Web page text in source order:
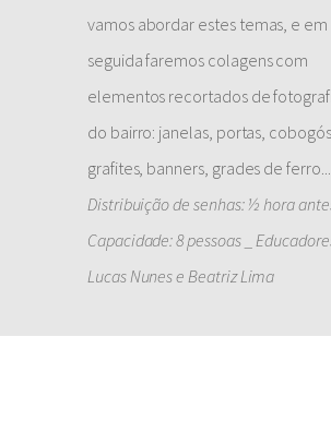
vamos abordar estes temas, e em
seguida faremos colagens com
elementos recortados de
do bairro: janelas, portas,
grafites, banners, grades de ferro...
Distribuição de senhas: ½ hora antes
Capacidade: 8 pessoas _
Lucas Nunes e Beatriz Lima